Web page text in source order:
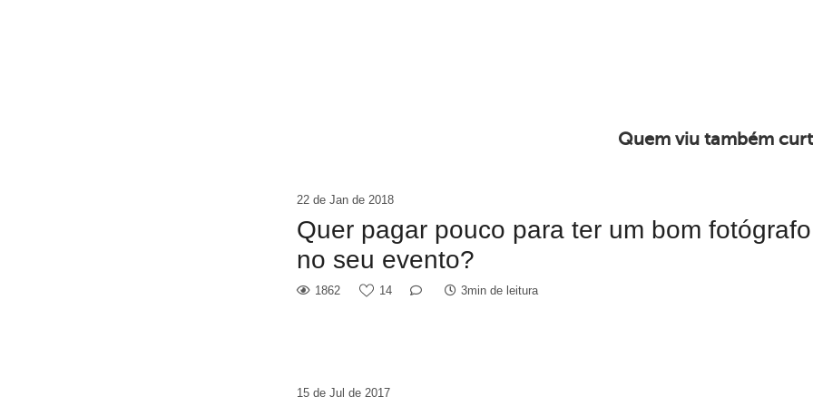
Quem viu também
22 de Jan de 2018
Quer pagar pouco para ter um bom fotógrafo
no seu evento?
1862 14 3min de leitura
15 de Jul de 2017